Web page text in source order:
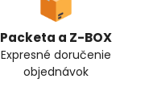
Packeta a Z-BOX
Expresné doručenie
objednávok